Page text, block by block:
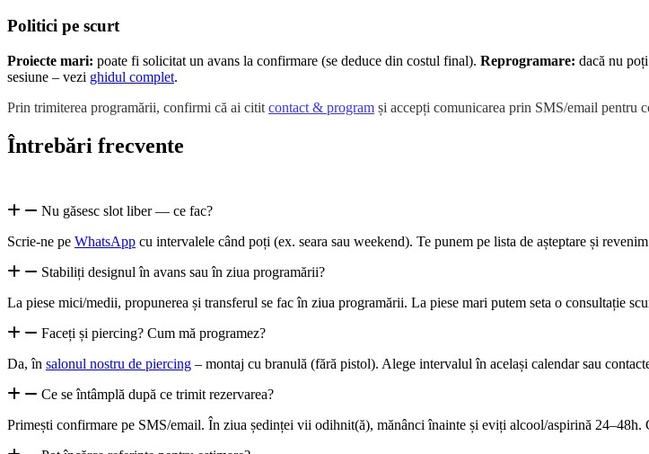
Politici pe scurt
Proiecte mari: poate fi solicitat un avans la confirmare (se deduce din costul final). Reprogramare: dacă nu
sesiune – vezi ghidul complet.
Prin trimiterea programării, confirmi că ai citit contact & program și accepți comunicarea prin SMS/email pentru
Întrebări frecvente
Nu găsesc slot liber — ce fac?
Scrie-ne pe WhatsApp cu intervalele când poți (ex. seara sau weekend). Te punem pe lista de așteptare și
Stabiliți designul în avans sau în ziua programării?
La piese mici/medii, propunerea și transferul se fac în ziua programării. La piese mari putem seta o consultație
Faceți și piercing? Cum mă programez?
Da, în salonul nostru de piercing – montaj cu branulă (fără pistol). Alege intervalul în același calendar sau
Ce se întâmplă după ce trimit rezervarea?
Primești confirmare pe SMS/email. În ziua ședinței vii odihnit(ă), mănânci înainte și eviți alcool/aspirină 24–48h.